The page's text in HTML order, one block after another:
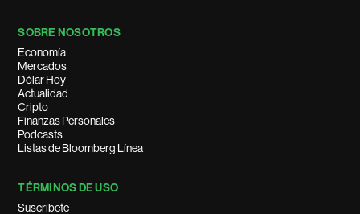
SOBRE NOSOTROS
Economía
Mercados
Dólar Hoy
Actualidad
Cripto
Finanzas Personales
Podcasts
Listas de Bloomberg Línea
TÉRMINOS DE USO
Suscríbete